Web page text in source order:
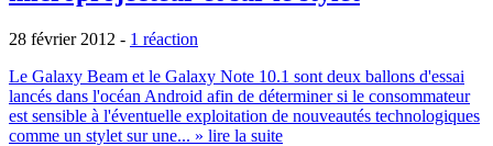
28 février 2012 - 1 réaction
Le Galaxy Beam et le Galaxy Note 10.1 sont deux ballons d'essai
lancés dans l'océan Android afin de déterminer si le consommateur
est sensible à l'éventuelle exploitation de nouveautés technologiques
comme un stylet sur une... » lire la suite